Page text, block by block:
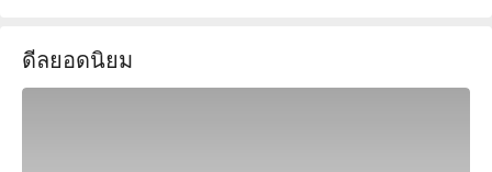
บรรยากาศภายในร้านยังคงสไตล์ของแบรนด์ สะอาดและเรียบ
ง่าย มีพื้นที่นวดเท้าที่สะดวกสบายและเตียงนวดตัว บรรยากาศ
ดีลยอดนิยม